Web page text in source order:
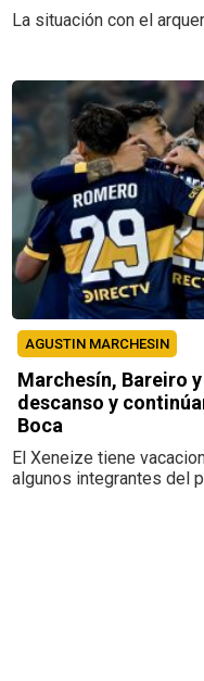
La situación con el
AGUSTIN MARCHESIN
Marchesín, Bareiro
descanso y
Boca
El Xeneize tiene
algunos integrantes del